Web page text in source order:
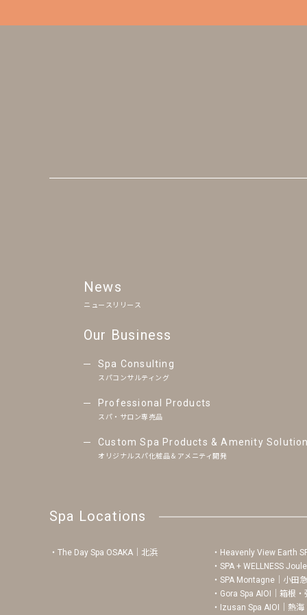
News
ニュースリリース
Our Business
Spa Consulting
スパコンサルティング
Professional Products
スパ・サロン専売品
Custom Spa Products & Amenity
オリジナルスパ化粧品＆アメニティ開発
Spa Locations
The Day Spa OSAKA｜北浜
Heavenly View Earth
SPA + WELLNESS
SPA Montagne｜小田
Gora Spa AIOI｜箱根
Izusan Spa AIOI｜熱